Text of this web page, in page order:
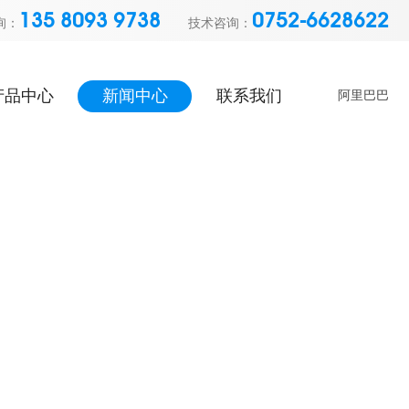
135 8093 9738 技术咨询： 0752-6628622
品中心 新闻中心 联系我们 阿里巴巴